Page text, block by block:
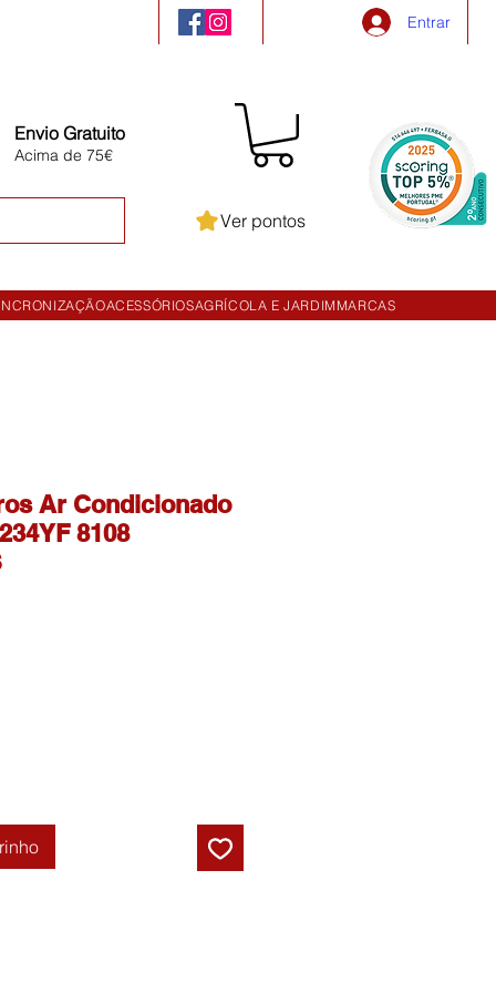
Entrar
Envio Gratuito
Acima de 75€
Ver pontos
ACESSÓRIOSAGRÍCOLA E JARDIM MARCAS
Ar Condicionado
8108